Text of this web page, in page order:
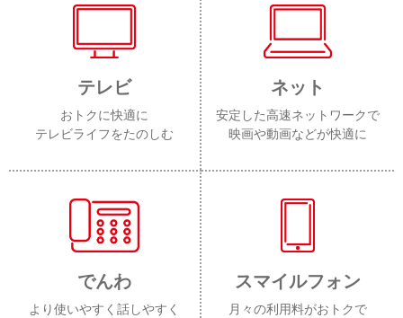
テレビ
おトクに快適に
テレビライフをたのしむ
ネット
安定した高速ネットワークで
映画や動画などが快適に
でんわ
より使いやすく話しやすく
スマイルフォン
月々の利用料がおトクで